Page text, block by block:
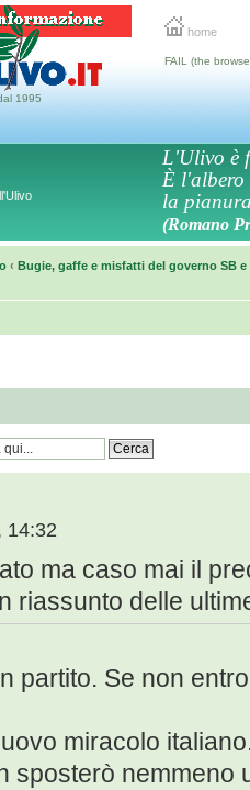
home
1995
FAIL (the
L'Ulivo è
È l'albero
la
(Romano
‹ Bugie, gaffe e misfatti del governo SB e
14:32
ma caso mai il
riassunto delle
partito. Se non
miracolo
sposterò nemmeno